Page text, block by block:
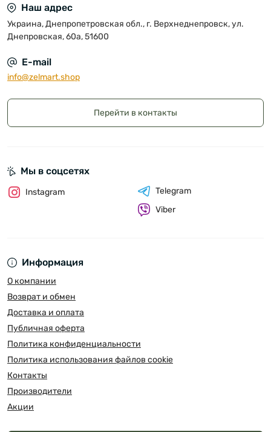
Наш адрес
Украина, Днепропетровская обл., г. Верхнеднепровск, ул.
Днепровская, 60а, 51600
E-mail
info@zelmart.shop
Перейти в контакты
Информация
О компании
Возврат и обмен
Доставка и оплата
Публичная оферта
Политика конфиденциальности
Политика использования файлов cookie
Контакты
Производители
Акции
Мы в соцсетях
Instagram
Telegram
Viber